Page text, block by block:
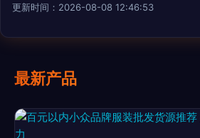
更新时间：2026-08-08 12:46:53
最新产品